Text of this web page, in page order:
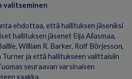
valitseminen
ehdottaa, että hallituksen jäseniksi
hallituksen jäsenet Eija Ailasmaa,
William R. Barker, Rolf Börjesson,
Turner ja että hallitukseen valittaisiin
seuraavan varsinaisen
saakka.